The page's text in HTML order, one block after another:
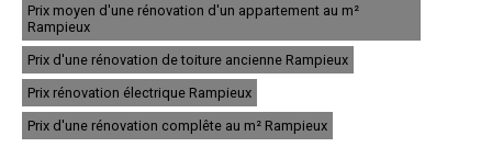
- Entreprise de rénovation immobilière à Montignac
- Entreprise de rénovation immobilière à Le Bugue
- Entreprise de rénovation immobilière à Mussidan
- Entreprise de rénovation immobilière à La Roche-Chalais
- Entreprise de rénovation immobilière à Marsac-sur-l'Isle
- Entreprise de rénovation immobilière à Champcevinel
- Entreprise de rénovation immobilière à Port-Sainte-Foy-et-Ponchapt
Prix moyen d'une rénovation d'un appartement au m²
Rampieux
Prix d'une rénovation de toiture ancienne Rampieux
Prix rénovation électrique Rampieux
Prix d'une rénovation complête au m² Rampieux